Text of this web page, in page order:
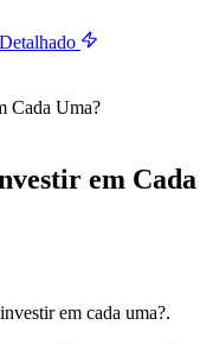
Cada Uma?
em
em cada uma?.